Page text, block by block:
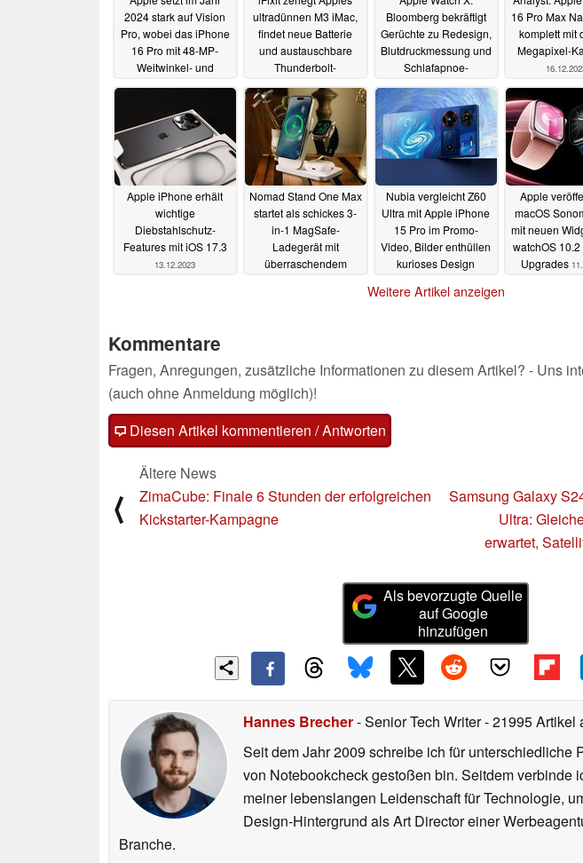
2024 stark auf Vision
Pro, wobei das iPhone
16 Pro mit 48-MP-
Weitwinkel- und
19.12.2023
ultradünnen M3 iMac,
findet neue Batterie
und austauschbare
Thunderbolt-
18.12.2023
Bloomberg bekräftigt
Gerüchte zu Redesign,
Blutdruckmessung und
Schlafapnoe-
18.12.2023
16 Pro Max
komplett mit
Megapixel-
Apple iPhone erhält
wichtige
Diebstahlschutz-
Features mit iOS 17.3
13.12.2023
Nomad Stand One Max
startet als schickes 3-
in-1 MagSafe-
Ladegerät mit
überraschendem
Nubia vergleicht Z60
Ultra mit Apple iPhone
15 Pro im Promo-
Video, Bilder enthüllen
kurioses Design
Apple
macOS
mit neuen
watchOS
Upgrades
Weitere Artikel anzeigen
Kommentare
Fragen, Anregungen, zusätzliche Informationen zu diesem Artikel? - Uns
(auch ohne Anmeldung möglich)!
Diesen Artikel kommentieren / Antworten
⟨
Ältere News
ZimaCube: Finale 6 Stunden der erfolgreichen
Kickstarter-Kampagne
Samsung Galaxy
Ultra:
erwartet,
Als bevorzugte Quelle
auf Google
hinzufügen
Hannes Brecher- Senior Tech Writer- 21995 Artikel
Seit dem Jahr 2009 schreibe ich für
von Notebookcheck gestoßen bin. Seitdem verbinde
meiner lebenslangen Leidenschaft für Technologie,
Design-Hintergrund als Art Director einer
Branche.